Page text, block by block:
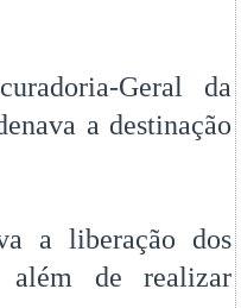
Geral da
a destinação
a liberação dos
além de realizar